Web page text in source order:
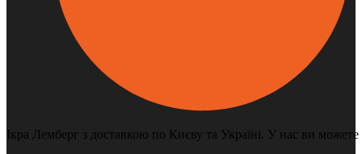
Ікра Лемберг з доставкою по Києву та Україні. У нас ви